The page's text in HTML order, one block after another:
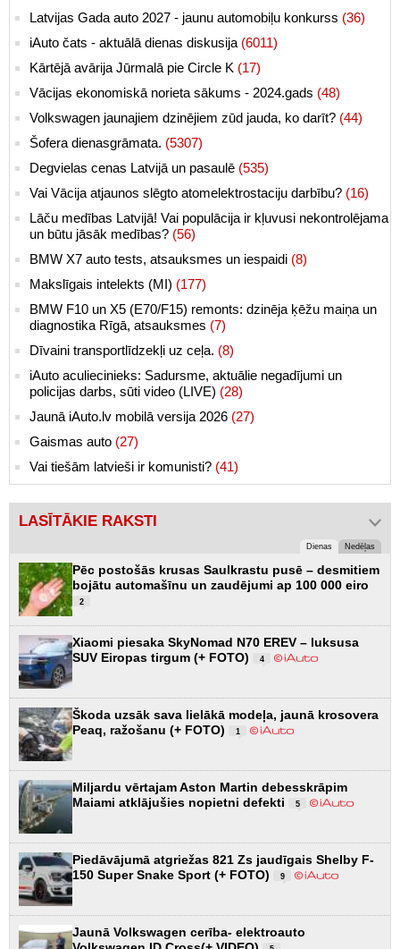
Latvijas Gada auto 2027 - jaunu automobiļu konkurss (36)
iAuto čats - aktuālā dienas diskusija (6011)
Kārtējā avārija Jūrmalā pie Circle K (17)
Vācijas ekonomiskā norieta sākums - 2024.gads (48)
Volkswagen jaunajiem dzinējiem zūd jauda, ko darīt? (44)
Šofera dienasgrāmata. (5307)
Degvielas cenas Latvijā un pasaulē (535)
Vai Vācija atjaunos slēgto atomelektrostaciju darbību? (16)
Lāču medības Latvijā! Vai populācija ir kļuvusi nekontrolējama
un būtu jāsāk medības? (56)
BMW X7 auto tests, atsauksmes un iespaidi (8)
Makslīgais intelekts (MI) (177)
BMW F10 un X5 (E70/F15) remonts: dzinēja ķēžu maiņa un
diagnostika Rīgā, atsauksmes (7)
Dīvaini transportlīdzekļi uz ceļa. (8)
iAuto aculiecinieks: Sadursme, aktuālie negadījumi un
policijas darbs, sūti video (LIVE) (28)
Jaunā iAuto.lv mobilā versija 2026 (27)
Gaismas auto (27)
Vai tiešām latvieši ir komunisti? (41)
LASĪTĀKIE RAKSTI
Dienas Nedēļas
Pēc postošās krusas Saulkrastu pusē – desmitiem
bojātu automašīnu un zaudējumi ap 100 000 eiro
2
Xiaomi piesaka SkyNomad N70 EREV – luksusa
SUV Eiropas tirgum (+ FOTO)
4
Škoda uzsāk sava lielākā modeļa, jaunā krosovera
Peaq, ražošanu (+ FOTO)
1
Miljardu vērtajam Aston Martin debesskrāpim
Maiami atklājušies nopietni defekti
5
Piedāvājumā atgriežas 821 Zs jaudīgais Shelby F-
150 Super Snake Sport (+ FOTO)
9
Jaunā Volkswagen cerība- elektroauto